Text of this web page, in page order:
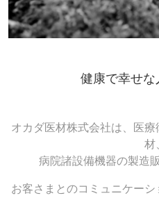
健康で幸せな
オカダ医材株式会社は、医
材
病院諸設備機器の製造
お客さまとのコミュニケー